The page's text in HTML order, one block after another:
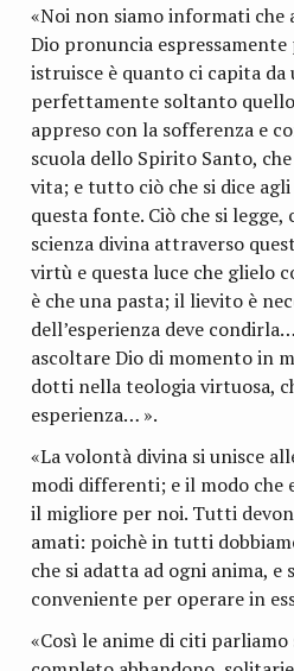
«Noi non siamo informati che
Dio pronuncia espressamente
istruisce è quanto ci capita da
perfettamente soltanto quello
appreso con la sofferenza e
scuola dello Spirito Santo,
vita; e tutto ciò che si dice
questa fonte. Ciò che si legge,
scienza divina attraverso
virtù e questa luce che glielo
è che una pasta; il lievito è
dell’esperienza deve
ascoltare Dio di momento in
dotti nella teologia virtuosa,
esperienza… ».
«La volontà divina si unisce
modi differenti; e il modo che
il mi­gliore per noi. Tutti
amati: poichè in tutti
che si adatta ad ogni anima, e
conveniente per operare in
«Così le anime di citi